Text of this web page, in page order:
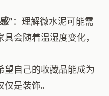
”：理解微水泥可能需
会随着温湿度变化，
望自己的收藏品能成为
是装饰。